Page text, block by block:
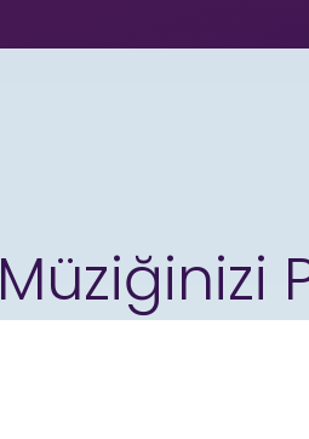
Müziğinizi